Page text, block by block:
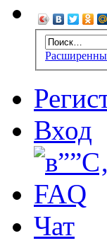
Вход
FAQ
Чат